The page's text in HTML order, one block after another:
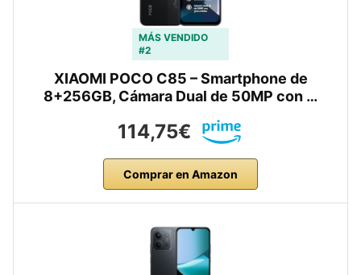
MÁS VENDIDO
#2
XIAOMI POCO C85 – Smartphone de
8+256GB, Cámara Dual de 50MP con …
114,75€
Comprar en Amazon